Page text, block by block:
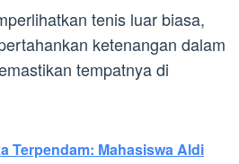
tenis luar biasa,
ketenangan dalam
tempatnya di
Terpendam: Mahasiswa Aldi